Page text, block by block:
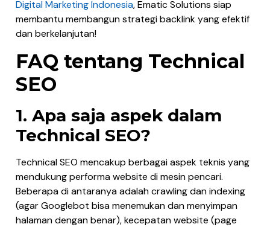
Digital Marketing Indonesia, Ematic Solutions siap
membantu membangun strategi backlink yang efektif
dan berkelanjutan!
FAQ tentang Technical
SEO
1. Apa saja aspek dalam
Technical SEO?
Technical SEO mencakup berbagai aspek teknis yang
mendukung performa website di mesin pencari.
Beberapa di antaranya adalah crawling dan indexing
(agar Googlebot bisa menemukan dan menyimpan
halaman dengan benar), kecepatan website (page